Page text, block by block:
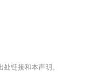
链接和本声明。